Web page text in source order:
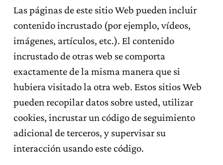
Las páginas de este sitio Web pueden incluir
contenido incrustado (por ejemplo, vídeos,
imágenes, artículos, etc.). El contenido
incrustado de otras web se comporta
exactamente de la misma manera que si
hubiera visitado la otra web. Estos sitios Web
pueden recopilar datos sobre usted, utilizar
cookies, incrustar un código de seguimiento
adicional de terceros, y supervisar su
interacción usando este código.